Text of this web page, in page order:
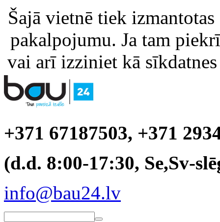
Šajā vietnē tiek
pakalpojumu. Ja tam
vai arī izziniet kā
+371 67187503, +371
(d.d. 8:00-17:30, Se,Sv-
info@bau24.lv